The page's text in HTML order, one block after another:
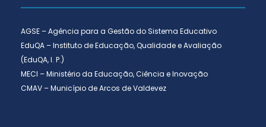
AGSE – Agência para a Gestão do Sistema Educativo
EduQA – Instituto de Educação, Qualidade e Avaliação
(EduQA, I. P.)
MECI – Ministério da Educação, Ciência e Inovação
CMAV – Município de Arcos de Valdevez